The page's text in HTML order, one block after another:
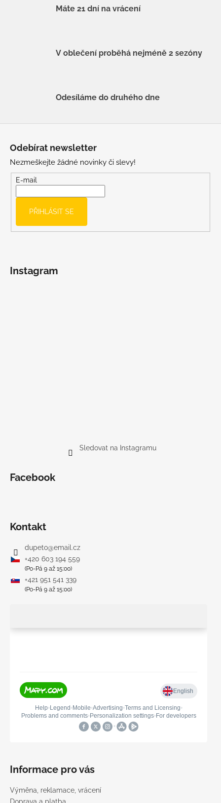
Máte 21 dní na vrácení
V oblečení proběhá nejméně 2 sezóny
Odesíláme do druhého dne
Odebírat newsletter
Nezmeškejte žádné novinky či slevy!
E-mail
PŘIHLÁSIT SE
Instagram
Sledovat na Instagramu
Facebook
Kontakt
dupeto@email.cz
+420 603 194 559
(Po-Pá 9 až 15:00)
+421 951 541 339
(Po-Pá 9 až 15:00)
Informace pro vás
Výměna, reklamace, vrácení
Doprava a platba